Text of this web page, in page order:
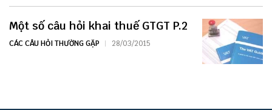
Một số câu hỏi khai thuế GTGT P.2
CÁC CÂU HỎI THƯỜNG GẶP 28/03/2015